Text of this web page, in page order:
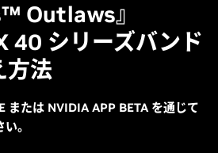
Outlaws』
40 シリーズバンド
方法
または NVIDIA APP BETA を通じて
。